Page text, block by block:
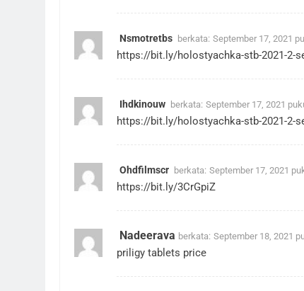
Nsmotretbs berkata: September 17, 2021
https://bit.ly/holostyachka-stb-2021-2-
Ihdkinouw berkata: September 17, 2021
https://bit.ly/holostyachka-stb-2021-2-
Ohdfilmscr berkata: September 17, 2021
https://bit.ly/3CrGpiZ
Nadeerava berkata: September 18, 2021
priligy tablets price